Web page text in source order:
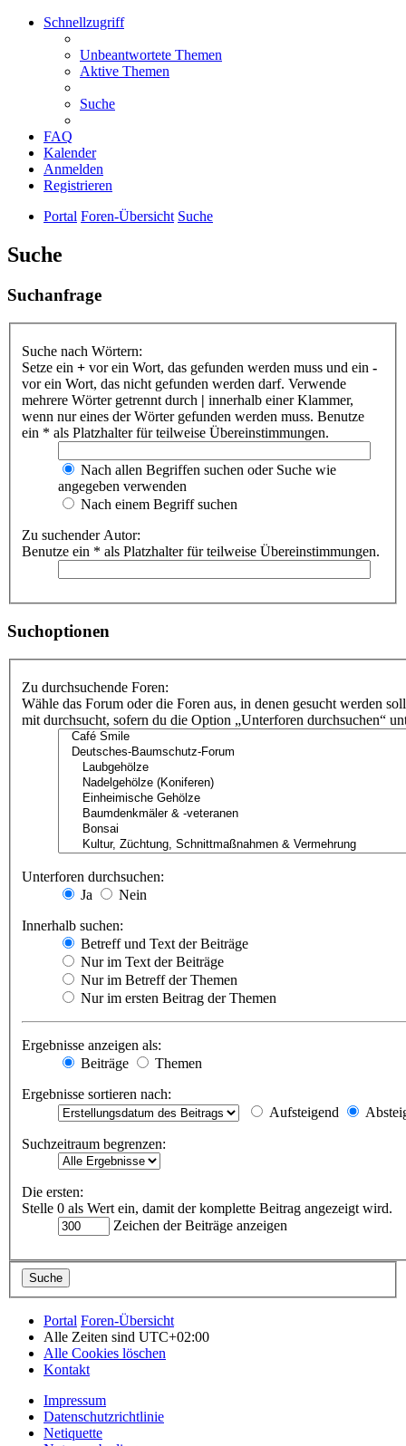
Schnellzugriff
Unbeantwortete Themen
Aktive Themen
Suche
FAQ
Kalender
Anmelden
Registrieren
Portal Foren-Übersicht Suche
Suche
Suchanfrage
Suche nach Wörtern:
Setze ein + vor ein Wort, das gefunden werden muss und ein -
vor ein Wort, das nicht gefunden werden darf. Verwende
mehrere Wörter getrennt durch | innerhalb einer Klammer,
wenn nur eines der Wörter gefunden werden muss. Benutze
ein * als Platzhalter für teilweise Übereinstimmungen.
Nach allen Begriffen suchen oder Suche wie
angegeben verwenden
Nach einem Begriff suchen
Zu suchender Autor:
Benutze ein * als Platzhalter für teilweise Übereinstimmungen.
Suchoptionen
Zu durchsuchende Foren:
Wähle das Forum oder die Foren aus, in denen gesucht werden
mit durchsucht, sofern du die Option „Unterforen durchsuchen“
Unterforen durchsuchen:
Ja
Nein
Innerhalb suchen:
Betreff und Text der Beiträge
Nur im Text der Beiträge
Nur im Betreff der Themen
Nur im ersten Beitrag der Themen
Ergebnisse anzeigen als:
Beiträge
Themen
Ergebnisse sortieren nach:
Aufsteigend
Suchzeitraum begrenzen:
Die ersten:
Stelle 0 als Wert ein, damit der komplette Beitrag angezeigt wird.
Zeichen der Beiträge anzeigen
Portal Foren-Übersicht
Alle Zeiten sind UTC+02:00
Alle Cookies löschen
Kontakt
Impressum
Datenschutzrichtlinie
Netiquette